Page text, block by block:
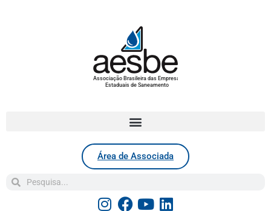
Associação Brasileira das Empresas
Estaduais de Saneamento
Área de Associada